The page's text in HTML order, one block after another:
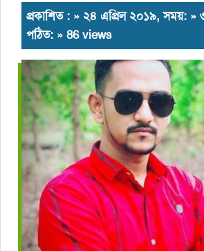
প্রকাশিত : » ২৪ এপ্রিল ২০১৯, সময়: »
পঠিত: » 86 views